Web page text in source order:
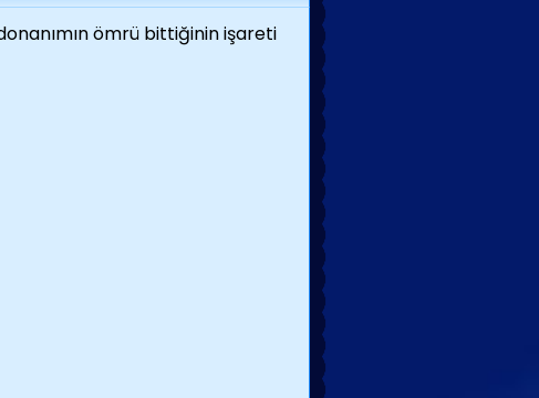
ömrü bittiğinin işareti